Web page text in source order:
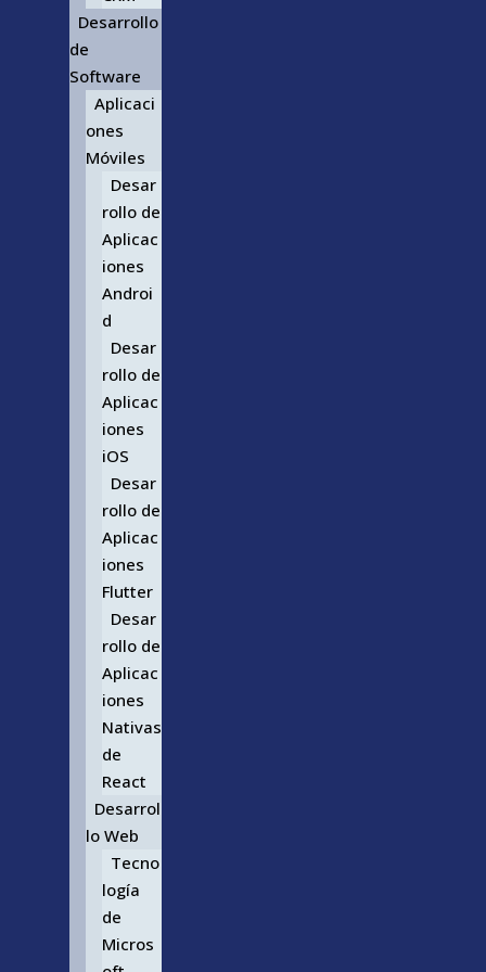
Desarrollo
de
Software
Aplicaci
ones
Móviles
Desar
rollo de
Aplicac
iones
Androi
d
Desar
rollo de
Aplicac
iones
iOS
Desar
rollo de
Aplicac
iones
Flutter
Desar
rollo de
Aplicac
iones
Nativas
de
React
Desarrol
lo Web
Tecno
logía
de
Micros